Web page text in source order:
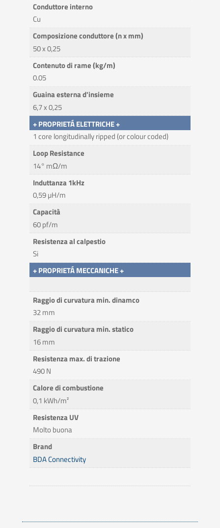
Conduttore interno
Cu
Composizione conduttore (n x mm)
50 x 0,25
Contenuto di rame (kg/m)
0.05
Guaina esterna d'insieme
6,7 x 0,25
+ PROPRIETÁ ELETTRICHE +
1 core longitudinally ripped (or colour coded)
Loop Resistance
14° mΩ/m
Induttanza 1kHz
0,59 µH/m
Capacità
60 pf/m
Resistenza al calpestio
Si
+ PROPRIETÁ MECCANICHE +
Raggio di curvatura min. dinamco
32 mm
Raggio di curvatura min. statico
16 mm
Resistenza max. di trazione
490 N
Calore di combustione
0,1 kWh/m²
Resistenza UV
Molto buona
Brand
BDA Connectivity